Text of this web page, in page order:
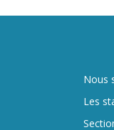
Nous
Les